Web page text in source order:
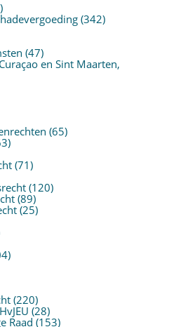
(342)
(47)
en Sint Maarten,
(65)
(71)
(120)
(89)
(25)
(220)
(28)
Raad (153)